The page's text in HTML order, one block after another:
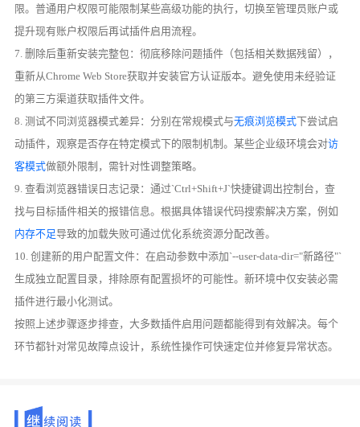
限。普通用户权限可能限制某些高级功能的执行，切换至管理员账户或
提升现有账户权限后再试插件启用流程。
7. 删除后重新安装完整包：彻底移除问题插件（包括相关数据残留），
重新从Chrome Web Store获取并安装官方认证版本。避免使用未经验证
的第三方渠道获取插件文件。
8. 测试不同浏览器模式差异：分别在常规模式与无痕浏览模式下尝试启
动插件，观察是否存在特定模式下的限制机制。某些企业级环境会对访
客模式做额外限制，需针对性调整策略。
9. 查看浏览器错误日志记录：通过`Ctrl+Shift+J`快捷键调出控制台，查
找与目标插件相关的报错信息。根据具体错误代码搜索解决方案，例如
内存不足导致的加载失败可通过优化系统资源分配改善。
10. 创建新的用户配置文件：在启动参数中添加`--user-data-dir="新路径"`
生成独立配置目录，排除原有配置损坏的可能性。新环境中仅安装必需
插件进行最小化测试。
按照上述步骤逐步排查，大多数插件启用问题都能得到有效解决。每个
环节都针对常见故障点设计，系统性操作可快速定位并修复异常状态。